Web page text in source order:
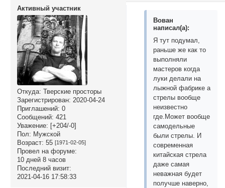
Активный участник
Откуда: Тверские просторы
Зарегистрирован: 2020-04-24
Приглашений: 0
Сообщений: 421
Уважение: [+204/-0]
Пол: Мужской
Возраст: 55 [1971-02-05]
Провел на форуме:
10 дней 8 часов
Последний визит:
2021-04-16 17:58:33
Вован
написал(а):
Я тут подумал,
раньше же как то
выполняли
мастеров когда
луки делали на
лыжной фабрике а
стрелы вообще
неизвестно
где.Может вообще
самодельные
были стрелы. И
современная
китайская стрела
даже самая
неважная будет
получше наверно,